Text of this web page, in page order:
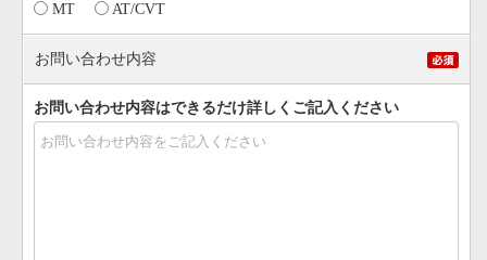
MT AT/CVT
お問い合わせ内容
お問い合わせ内容はできるだけ詳しくご記入ください